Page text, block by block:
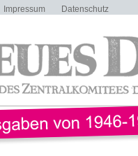
Impressum Datenschutz